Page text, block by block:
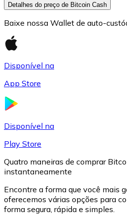
Detalhes do preço de Bitcoin Cash
Baixe nossa Wallet de auto-
Disponível na
App Store
Disponível na
Play Store
Quatro maneiras de comprar
instantaneamente
Encontre a forma que você mais
oferecemos várias opções para
forma segura, rápida e simples.